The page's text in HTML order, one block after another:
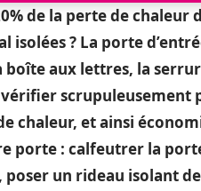
de la perte de
isolées ? La porte
aux lettres, la
chaleur, et ainsi
porte : calfeutrer la
un rideau isolant